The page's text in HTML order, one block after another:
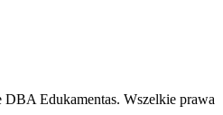
Edukamentas. Wszelkie prawa